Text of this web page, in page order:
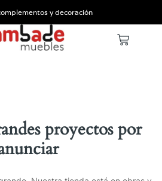
y decoración
proyectos por